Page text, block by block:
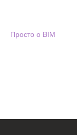
Просто о BIM